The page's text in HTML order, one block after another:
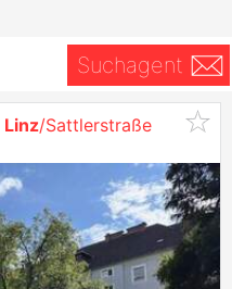
Suchagent
Linz/Sattlerstraße